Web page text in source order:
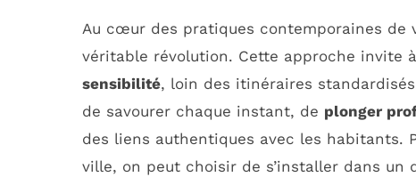
Au cœur des pratiques contemporaines de
véritable révolution. Cette approche invite
sensibilité, loin des itinéraires
de savourer chaque instant, de plonger
des liens authentiques avec les habitants.
ville, on peut choisir de s’installer dans un